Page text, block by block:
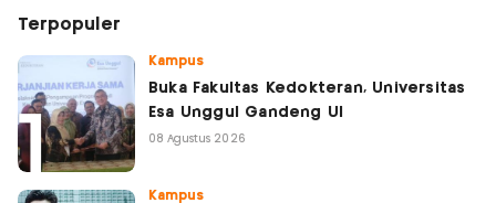
Terpopuler
Kampus
Buka Fakultas Kedokteran, Universitas
Esa Unggul Gandeng UI
08 Agustus 2026
Kampus